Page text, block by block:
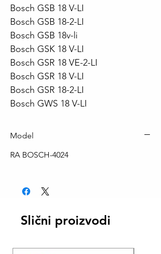
Bosch GSB 18 V-LI
Bosch GSB 18-2-LI
Bosch GSB 18v-li
Bosch GSK 18 V-LI
Bosch GSR 18 VE-2-LI
Bosch GSR 18 V-LI
Bosch GSR 18-2-LI
Bosch GWS 18 V-LI
Model
RA BOSCH-4024
Slični proizvodi